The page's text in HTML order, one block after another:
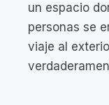
un espacio
personas se
viaje al